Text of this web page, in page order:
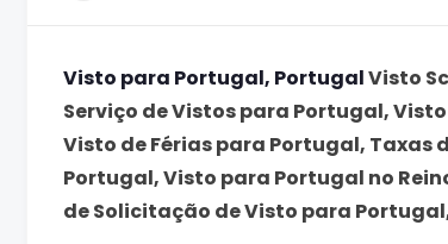
Visto para Portugal, PortugalVisto
Serviço de Vistos para Portugal,
Visto de Férias para Portugal, Taxas
Portugal, Visto para Portugal no
de Solicitação de Visto para